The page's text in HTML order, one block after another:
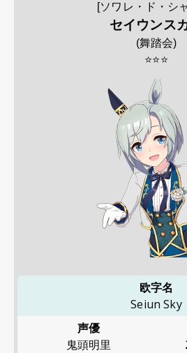
[ソワレ・ド・シ
セイウンス
(舞踏会)
⭐⭐⭐
欧字名
Seiun Sky
声優
鬼頭明里